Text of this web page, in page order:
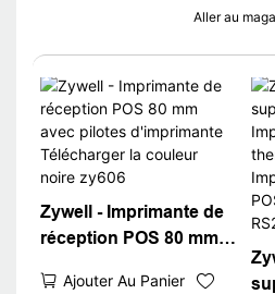
Aller au
Zywell - Imprimante de
réception POS 80 mm
d'imprimante
Ajouter Au Panier